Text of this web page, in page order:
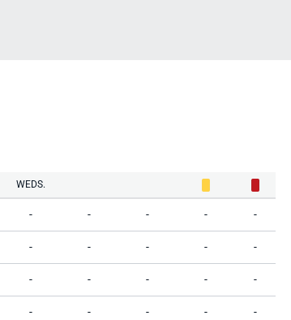
WEDS.
- - - - -
- - - - -
- - - - -
- - - - -